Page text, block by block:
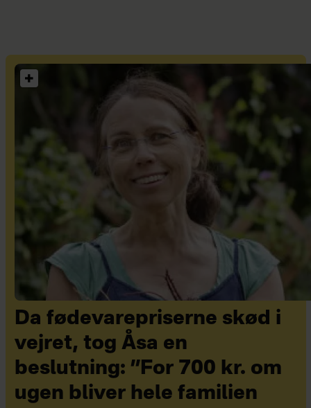
Da fødevarepriserne skød i
vejret, tog Åsa en
beslutning: ”For 700 kr. om
ugen bliver hele familien